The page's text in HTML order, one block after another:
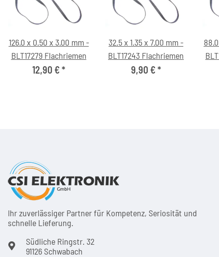
126.0 x 0.50 x 3.00 mm -
BLT17279 Flachriemen
12,90 €*
32.5 x 1.35 x 7.00 mm -
BLT17243 Flachriemen
9,90 €*
Ihr zuver­läs­siger Partner für Kom­pe­tenz, Seri­osi­tät und
schnel­le Lie­ferung.
Südliche Ringstr. 32
91126 Schwabach